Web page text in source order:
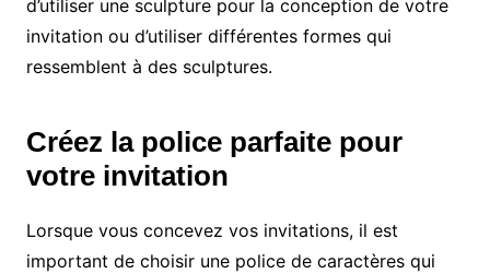
d’utiliser une sculpture pour la conception de votre
invitation ou d’utiliser différentes formes qui
ressemblent à des sculptures.
Créez la police parfaite pour
votre invitation
Lorsque vous concevez vos invitations, il est
important de choisir une police de caractères qui